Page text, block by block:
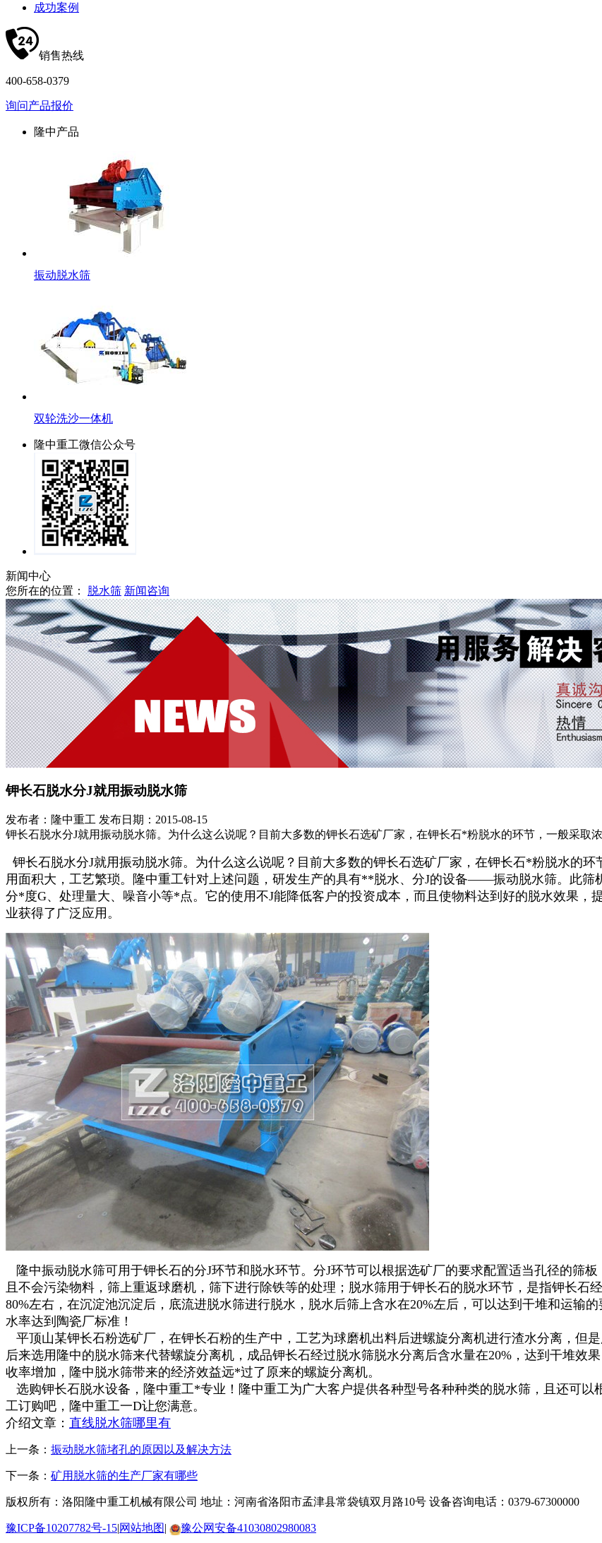
成功案例
销售热线
400-658-0379
询问产品报价
隆中产品
振动脱水筛
双轮洗沙一体机
隆中重工微信公众号
新闻中心
您所在的位置：
脱水筛 新闻咨询
钾长石脱水分J就用振动脱水筛
发布者：隆中重工 发布日期：2015-08-15
钾长石脱水分J就用振动脱水筛。为什么这么说呢？目前大多数的钾长石选矿厂家，在钾长石*粉脱水的环节，一般采取
钾长石脱水分J就用振动脱水筛。为什么这么说呢？目前大多数的钾长石选矿厂家，在钾长石*粉脱水的
用面积大，工艺繁琐。隆中重工针对上述问题，研发生产的具有**脱水、分J的设备——振动脱水筛。此筛
分*度G、处理量大、噪音小等*点。它的使用不J能降低客户的投资成本，而且使物料达到好的脱水效果，
业获得了广泛应用。
隆中振动脱水筛可用于钾长石的分J环节和脱水环节。分J环节可以根据选矿厂的要求配置适当孔径的筛
且不会污染物料，筛上重返球磨机，筛下进行除铁等的处理；脱水筛用于钾长石的脱水环节，是指钾长
80%左右，在沉淀池沉淀后，底流进脱水筛进行脱水，脱水后筛上含水在20%左后，可以达到干堆和运输
水率达到陶瓷厂标准！
平顶山某钾长石粉选矿厂，在钾长石粉的生产中，工艺为球磨机出料后进螺旋分离机进行渣水分离，但
后来选用隆中的脱水筛来代替螺旋分离机，成品钾长石经过脱水筛脱水分离后含水量在20%，达到干堆效
收率增加，隆中脱水筛带来的经济效益远*过了原来的螺旋分离机。
选购钾长石脱水设备，隆中重工*专业！隆中重工为广大客户提供各种型号各种种类的脱水筛，且还可
工订购吧，隆中重工一D让您满意。
介绍文章： 直线脱水筛哪里有
上一条： 振动脱水筛堵孔的原因以及解决方法
下一条： 矿用脱水筛的生产厂家有哪些
版权所有：洛阳隆中重工机械有限公司 地址：河南省洛阳市孟津县常袋镇双月路10号 设备咨询电话：0379-67300000
豫ICP备10207782号-15|网站地图| 豫公网安备41030802980083